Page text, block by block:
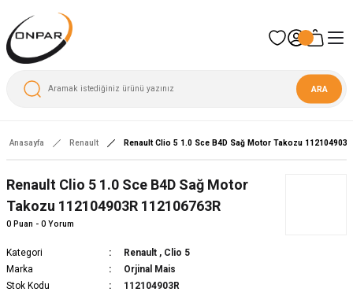
ARA
Anasayfa Renault Renault Clio 5 1.0 Sce B4D Sağ Motor Takozu
Renault Clio 5 1.0 Sce B4D Sağ Motor
Takozu 112104903R 112106763R
0 Puan - 0 Yorum
Kategori Renault , Clio 5
Marka
Orjinal Mais
Stok Kodu
112104903R